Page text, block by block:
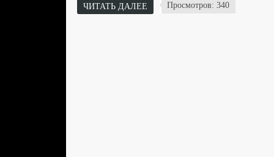
ЧИТАТЬ ДАЛЕЕ Просмотров: 340